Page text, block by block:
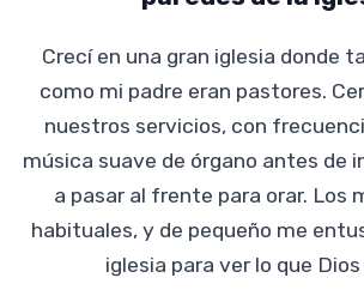
Crecí en una gran iglesia donde
como mi padre eran pastores.
nuestros servicios, con
música suave de órgano antes de
a pasar al frente para orar. Los
habituales, y de pequeño me
iglesia para ver lo que